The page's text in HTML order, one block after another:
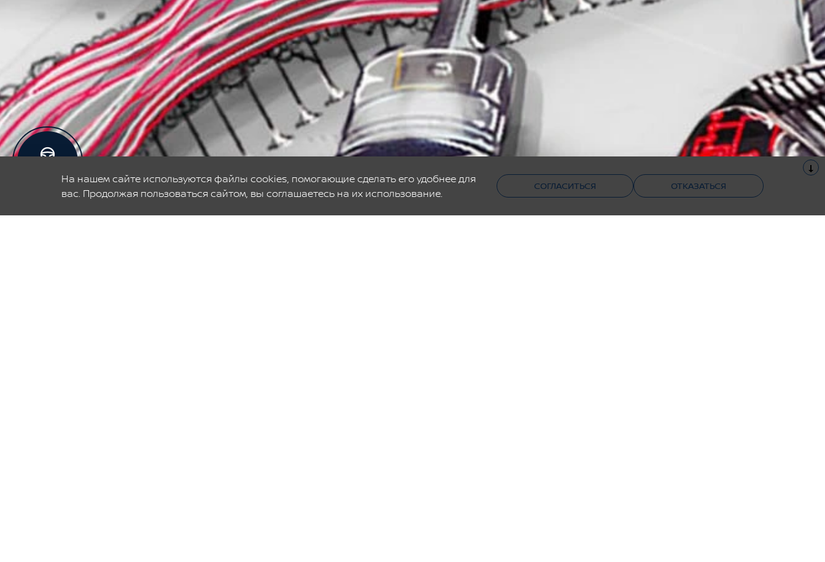
На нашем сайте используются файлы cookies, помогающие сделать его удобнее для
вас. Продолжая пользоваться сайтом, вы соглашаетесь на их использование.
СОГЛАСИТЬСЯ ОТКАЗАТЬСЯ
тест-драйв